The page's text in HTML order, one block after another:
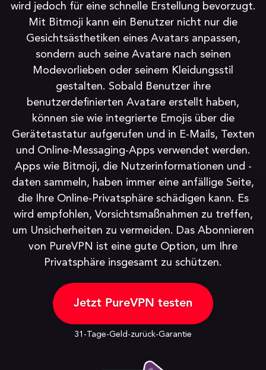
wird jedoch für eine schnelle Erstellung bevorzugt.
Mit Bitmoji kann ein Benutzer nicht nur die
Gesichtsästhetiken eines Avatars anpassen,
sondern auch seine Avatare nach seinen
Modevorlieben oder seinem Kleidungsstil
gestalten. Sobald Benutzer ihre
benutzerdefinierten Avatare erstellt haben,
können sie wie integrierte Emojis über die
Gerätetastatur aufgerufen und in E-Mails, Texten
und Online-Messaging-Apps verwendet werden.
Apps wie Bitmoji, die Nutzerinformationen und -
daten sammeln, haben immer eine anfällige Seite,
die Ihre Online-Privatsphäre schädigen kann. Es
wird empfohlen, Vorsichtsmaßnahmen zu treffen,
um Unsicherheiten zu vermeiden. Das Abonnieren
von PureVPN ist eine gute Option, um Ihre
Privatsphäre insgesamt zu schützen.
Jetzt PureVPN testen
31-Tage-Geld-zurück-Garantie